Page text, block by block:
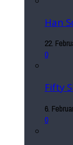
Han
22.
0
Fifty
6.
0